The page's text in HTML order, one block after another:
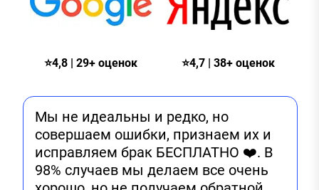
⭐4,8 | 29+ оценок ⭐4,7 | 38+ оценок
Мы не идеальны и редко, но
совершаем ошибки, признаем их и
исправляем брак БЕСПЛАТНО ❤️. В
98% случаев мы делаем все очень